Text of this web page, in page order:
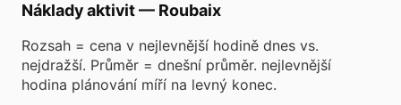
Náklady aktivit— Roubaix
Rozsah = cena v nejlevnější hodině dnes vs.
nejdražší. Průměr = dnešní průměr. nejlevnější
hodina plánování míří na levný konec.